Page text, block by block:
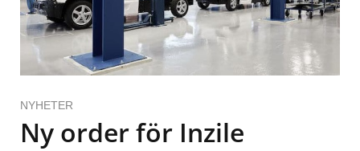
NYHETER
Ny order för Inzile